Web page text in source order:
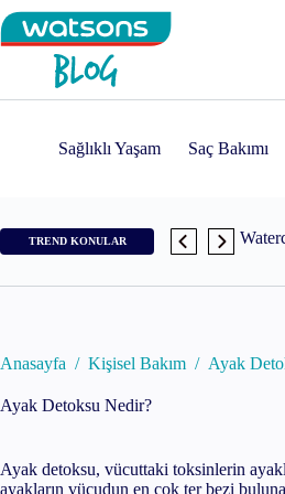
Skip
to
content
Sağlıklı Yaşam Saç Bakımı
TREND KONULAR
Skin
Anasayfa / Kişisel Bakım / Ayak
Ayak Detoksu Nedir?
Ayak detoksu, vücuttaki toksinlerin
ayakların vücudun en çok ter bezi